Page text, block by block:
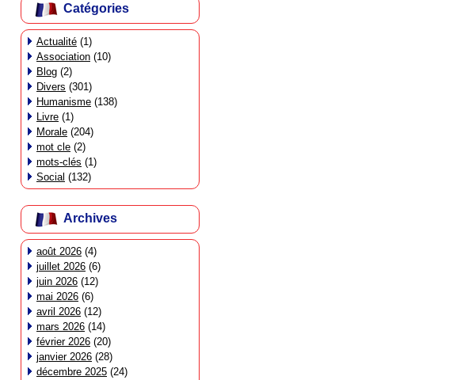
Catégories
Actualité (1)
Association (10)
Blog (2)
Divers (301)
Humanisme (138)
Livre (1)
Morale (204)
mot cle (2)
mots-clés (1)
Social (132)
Archives
août 2026 (4)
juillet 2026 (6)
juin 2026 (12)
mai 2026 (6)
avril 2026 (12)
mars 2026 (14)
février 2026 (20)
janvier 2026 (28)
décembre 2025 (24)